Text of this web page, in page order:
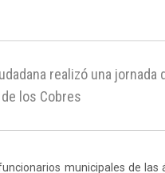
realizó una jornada
los Cobres
municipales de las